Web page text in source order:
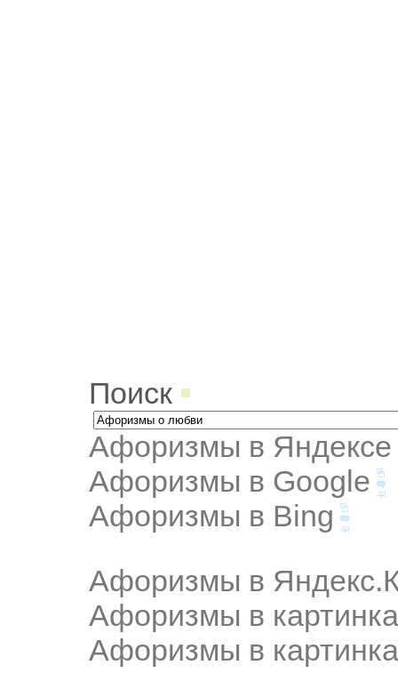
Поиск
Афоризмы в Яндексе
Афоризмы в Google
Афоризмы в Bing
Афоризмы в
Афоризмы в
Афоризмы в